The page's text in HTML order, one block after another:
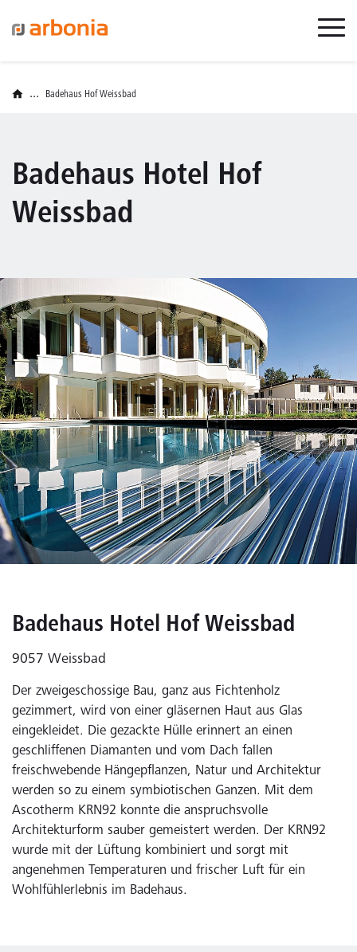
... Badehaus Hof Weissbad
Badehaus Hotel Hof
Weissbad
Badehaus Hotel Hof Weissbad
9057 Weissbad
Der zweigeschossige Bau, ganz aus Fichtenholz
gezimmert, wird von einer gläsernen Haut aus Glas
eingekleidet. Die gezackte Hülle erinnert an einen
geschliffenen Diamanten und vom Dach fallen
freischwebende Hängepflanzen, Natur und Architektur
werden so zu einem symbiotischen Ganzen. Mit dem
Ascotherm KRN92 konnte die anspruchsvolle
Architekturform sauber gemeistert werden. Der KRN92
wurde mit der Lüftung kombiniert und sorgt mit
angenehmen Temperaturen und frischer Luft für ein
Wohlfühlerlebnis im Badehaus.